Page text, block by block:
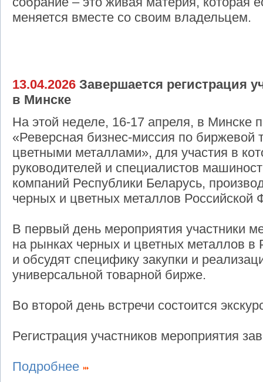
меняется вместе со своим владельцем.
13.04.2026 Завершается регистрация
в Минске
На этой неделе, 16-17 апреля, в Минске
«Реверсная бизнес-миссия по биржевой
цветными металлами», для участия в
руководителей и специалистов
компаний Республики Беларусь,
черных и цветных металлов Российской
В первый день мероприятия участники
на рынках черных и цветных металлов
и обсудят специфику закупки и
универсальной товарной бирже.
Во второй день встречи состоится
Регистрация участников мероприятия
Подробнее